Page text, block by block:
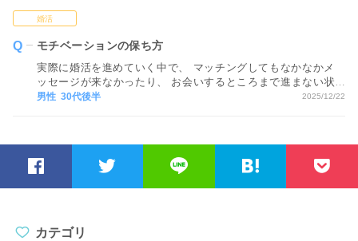
婚活
モチベーションの保ち方
実際に婚活を進めていく中で、 マッチングしてもなかなかメ
ッセージが来なかったり、 お会いするところまで進まない状
況が続くと、 どうしても気持ちが疲れてしまい、 モチベーシ
男性 30代後半 2025/12/22
カテゴリ